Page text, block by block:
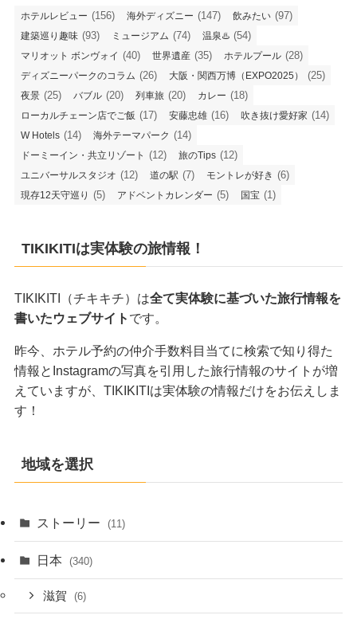
ホテルレビュー (156) 海外ディズニー (147) 飲みたい (97)
建築巡り趣味 (93) ミュージアム (74) 温泉♨️ (54)
マリオット ボンヴォイ (40) 世界遺産 (35) ホテルプール (28)
ディズニーパークのコラム (26) 大阪・関西万博（EXPO2025） (25)
夜景 (25) バブル (20) 列車旅 (20) カレー (18)
ローカルチェーン店でご飯 (17) 安藤忠雄 (16) 吹き抜け愛好家 (14)
W Hotels (14) 海外テーマパーク (14)
ドーミーイン・共立リゾート (12) 旅のTips (12)
ユニバーサルスタジオ (12) 道の駅 (7) モントレが好き (6)
現存12天守巡り (5) アドベントカレンダー (5) 国宝 (1)
TIKIKITIは実体験の旅情報！
TIKIKITI（チキキチ）は全て実体験に基づいた旅行情報を
書いたウェブサイト です。
昨今、ホテル予約の仲介手数料目当てに検索で知り得た
情報とInstagramの写真を引用した旅行情報のサイトが増
えていますが、TIKIKITIは実体験の情報だけをお伝えしま
す！
地域を選択
ストーリー (11)
日本 (340)
滋賀 (6)